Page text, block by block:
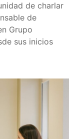
de charlar
de
Grupo
sus inicios